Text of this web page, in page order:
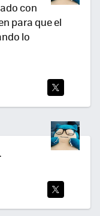
con
para que el
lo
TEA
R
TWI